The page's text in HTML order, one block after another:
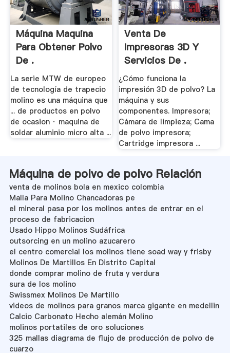
Máquina Maquina
Para Obtener Polvo
De .
La serie MTW de europeo
de tecnología de trapecio
molino es una máquina que
... de productos en polvo
de ocasion · maquina de
soldar aluminio micro alta ...
Venta De
Impresoras 3D Y
Servicios De .
¿Cómo funciona la
impresión 3D de polvo? La
máquina y sus
componentes. Impresora;
Cámara de limpieza; Cama
de polvo impresora;
Cartridge impresora ...
Máquina de polvo de polvo Relación
venta de molinos bola en mexico colombia
Malla Para Molino Chancadoras pe
el mineral pasa por los molinos antes de entrar en el
proceso de fabricacion
Usado Hippo Molinos Sudáfrica
outsorcing en un molino azucarero
el centro comercial los molinos tiene soad way y frisby
Molinos De Martillos En Distrito Capital
donde comprar molino de fruta y verdura
sura de los molino
Swissmex Molinos De Martillo
videos de molinos para granos marca gigante en medellin
Calcio Carbonato Hecho alemán Molino
molinos portatiles de oro soluciones
325 mallas diagrama de flujo de producción de polvo de
cuarzo